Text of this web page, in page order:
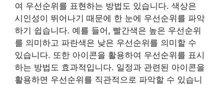
여 우선순위를 표현하는 방법도 있습니다. 색상은
시인성이 뛰어나기 때문에 한 눈에 우선순위를 파악
하기 쉽습니다. 예를 들어, 빨간색은 높은 우선순위
를 의미하고 파란색은 낮은 우선순위를 의미할 수
있습니다. 또한 아이콘을 활용하여 우선순위를 표시
하는 방법도 효과적입니다. 일정과 관련된 아이콘을
활용하면 우선순위를 직관적으로 파악할 수 있습니